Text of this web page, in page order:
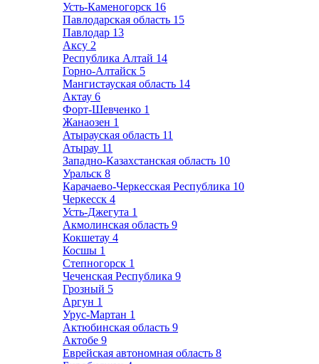
Усть-Каменогорск 16
Павлодарская область 15
Павлодар 13
Аксу 2
Республика Алтай 14
Горно-Алтайск 5
Мангистауская область 14
Актау 6
Форт-Шевченко 1
Жанаозен 1
Атырауская область 11
Атырау 11
Западно-Казахстанская область 10
Уральск 8
Карачаево-Черкесская Республика 10
Черкесск 4
Усть-Джегута 1
Акмолинская область 9
Кокшетау 4
Косшы 1
Степногорск 1
Чеченская Республика 9
Грозный 5
Аргун 1
Урус-Мартан 1
Актюбинская область 9
Актобе 9
Еврейская автономная область 8